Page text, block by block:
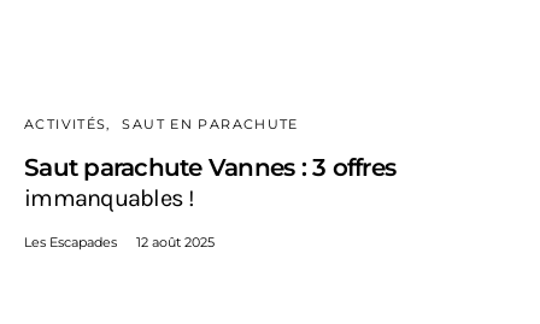
ACTIVITÉS SAUT EN PARACHUTE
Saut parachute Vannes : 3 offres
immanquables !
Les Escapades 12 août 2025